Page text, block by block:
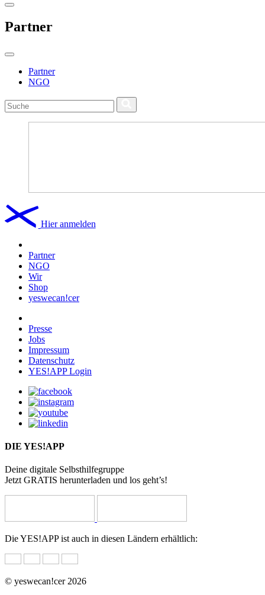
Partner
Partner
NGO
Hier anmelden
Partner
NGO
Wir
Shop
yeswecan!cer
Presse
Jobs
Impressum
Datenschutz
YES!APP Login
DIE YES!APP
Deine digitale Selbsthilfegruppe
Jetzt GRATIS herunterladen und los geht’s!
Die YES!APP ist auch in diesen Ländern erhältlich:
© yeswecan!cer 2026